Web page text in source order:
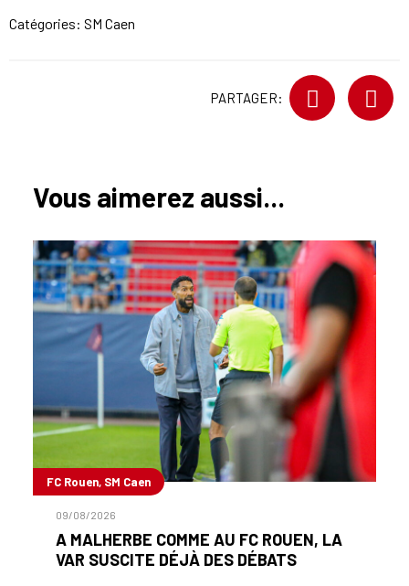
Catégories: SM Caen
PARTAGER:
Vous aimerez aussi...
FC Rouen, SM Caen
09/08/2026
A MALHERBE COMME AU FC ROUEN, LA
VAR SUSCITE DÉJÀ DES DÉBATS